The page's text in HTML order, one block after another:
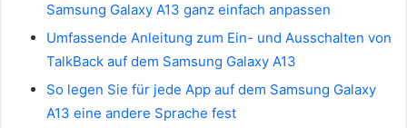
Samsung Galaxy A13 ganz einfach anpassen
Umfassende Anleitung zum Ein- und Ausschalten von
TalkBack auf dem Samsung Galaxy A13
So legen Sie für jede App auf dem Samsung Galaxy
A13 eine andere Sprache fest